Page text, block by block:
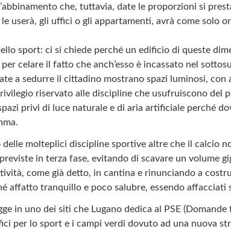
che, tuttavia, date le proporzioni si
userà, gli uffici o gli appartamenti, avrà come solo
sport: ci si chiede perché un edificio di queste
celare il fatto che anch’esso è incassato nel
a sedurre il cittadino mostrano spazi luminosi, con
riservato alle discipline che usufruiscono del
privi di luce naturale e di aria artificiale perché
delle molteplici discipline sportive altre che il calcio
in terza fase, evitando di scavare un volume
come già detto, in cantina e rinunciando a
affatto tranquillo e poco salubre, essendo
in uno dei siti che Lugano dedica al PSE
per lo sport e i campi verdi dovuto ad una nuova